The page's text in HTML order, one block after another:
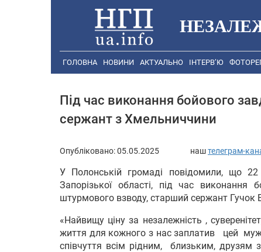
ГОЛОВНА НОВИНИ АКТУАЛЬНО ІНТЕРВ’Ю
Під час виконання бойового
сержант з Хмельниччини
Опубліковано:05.05.2025 наштелеграм-
У Полонській громаді повідомили, що
Запорізької області, під час виконання
штурмового взводу, старший сержант Гучок
«Найвищу ціну за незалежність ,
життя для кожного з нас заплатив цей
співчуття всім рідним, близьким, друзям